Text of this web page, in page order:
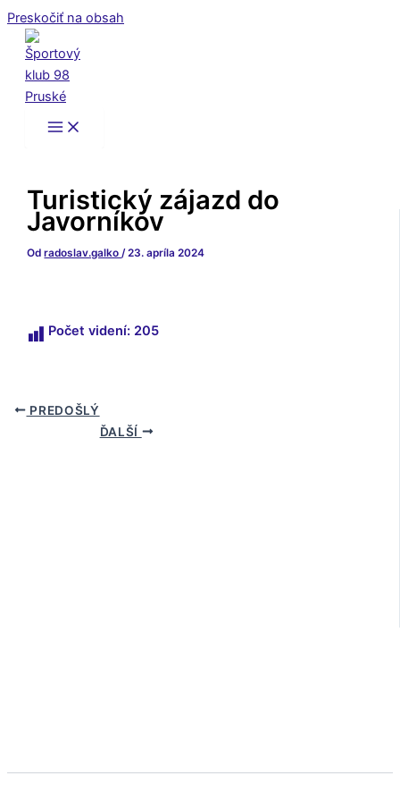
Preskočiť na obsah
Turistický zájazd do
Javorníkov
Od radoslav.galko/23. apríla 2024
Počet videní: 205
PREDOŠLÝ
ĎALŠÍ